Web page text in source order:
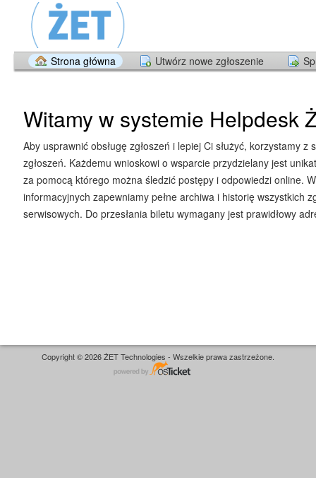
Strona główna Utwórz nowe zgłoszenie
Witamy w systemie Helpdesk
Aby usprawnić obsługę zgłoszeń i lepiej Ci służyć, korzystamy z
zgłoszeń. Każdemu wnioskowi o wsparcie przydzielany jest
za pomocą którego można śledzić postępy i odpowiedzi online.
informacyjnych zapewniamy pełne archiwa i historię wszystkich
serwisowych. Do przesłania biletu wymagany jest prawidłowy
Copyright © 2026 ŻET Technologies - Wszelkie prawa zastrzeżone.